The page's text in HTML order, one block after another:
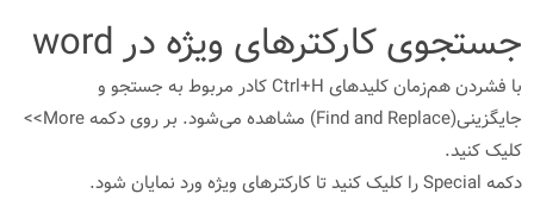
جستجوی کارکترهای ویژه در word
با فشردن هم‌زمان کلیدهای Ctrl+H کادر مربوط به جستجو و
جایگزینی(Find and Replace) مشاهده می‌شود. بر روی دکمه More>>
کلیک کنید.
دکمه Special را کلیک کنید تا کارکترهای ویژه ورد نمایان شود.